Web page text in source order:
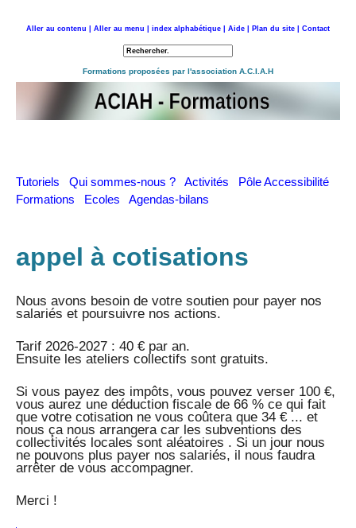
Aller au contenu | Aller au menu | index alphabétique | Aide | Plan du site | Contact
Formations proposées par l'association A.C.I.A.H
Tutoriels Qui sommes-nous ? Activités Pôle Accessibilité
Formations Ecoles Agendas-bilans
appel à cotisations
Nous avons besoin de votre soutien pour payer nos
salariés et poursuivre nos actions.
Tarif 2026-2027 : 40 € par an.
Ensuite les ateliers collectifs sont gratuits.
Si vous payez des impôts, vous pouvez verser 100 €,
vous aurez une déduction fiscale de 66 % ce qui fait
que votre cotisation ne vous coûtera que 34 € ... et
nous ça nous arrangera car les subventions des
collectivités locales sont aléatoires . Si un jour nous
ne pouvons plus payer nos salariés, il nous faudra
arrêter de vous accompagner.
Merci !